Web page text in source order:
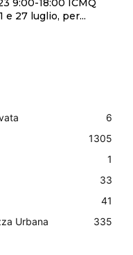
e 27 luglio, per...
6
1305
1
33
41
Urbana
335